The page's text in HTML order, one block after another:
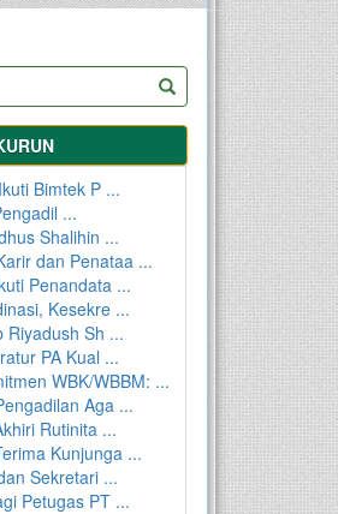
Bimtek P ...
...
Shalihin ...
dan Penataa ...
Penandata ...
Kesekre ...
Riyadush Sh ...
PA Kual ...
WBK/WBBM: ...
Aga ...
Rutinita ...
Kunjunga ...
Sekretari ...
Petugas PT ...